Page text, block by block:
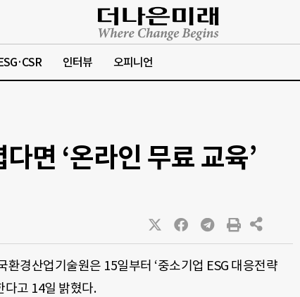
인터뷰 오피니언
면 ‘온라인 무료 교육’
경산업기술원은 15일부터 ‘중소기업 ESG 대응전략
다고 14일 밝혔다.